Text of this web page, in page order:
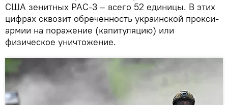
США зенитных PAC-3 – всего 52 единицы. В этих
цифрах сквозит обреченность украинской прокси-
армии на поражение (капитуляцию) или
физическое уничтожение.